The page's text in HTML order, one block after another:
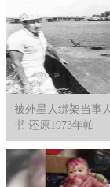
被外星人绑架当事
书 还原1973年帕